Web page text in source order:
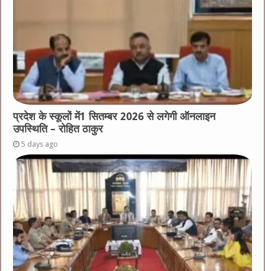
प्रदेश के स्कूलों में1 सितम्बर 2026 से लगेगी ऑनलाइन
उपस्थिति – रोहित ठाकुर
5 days ago